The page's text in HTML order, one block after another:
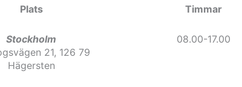
Plats
Stockholm
21, 126 79
Hägersten
Timmar
08.00-17.00